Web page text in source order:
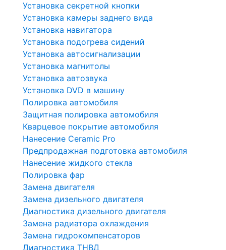
Установка секретной кнопки
Установка камеры заднего вида
Установка навигатора
Установка подогрева сидений
Установка автосигнализации
Установка магнитолы
Установка автозвука
Установка DVD в машину
Полировка автомобиля
Защитная полировка автомобиля
Кварцевое покрытие автомобиля
Нанесение Ceramic Pro
Предпродажная подготовка автомобиля
Нанесение жидкого стекла
Полировка фар
Замена двигателя
Замена дизельного двигателя
Диагностика дизельного двигателя
Замена радиатора охлаждения
Замена гидрокомпенсаторов
Диагностика ТНВД